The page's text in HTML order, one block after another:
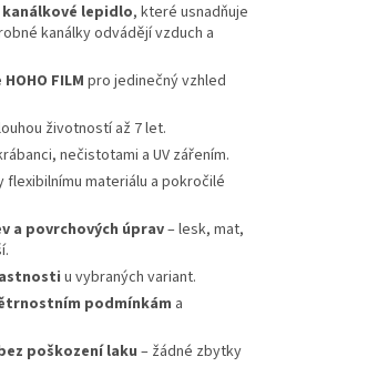
kanálkové lepidlo, které usnadňuje
kanálky odvádějí vzduch a
FILM pro jedinečný vzhled
životností až 7 let.
nečistotami a UV zářením.
flexibilnímu materiálu a pokročilé
a povrchových úprav– lesk, mat,
u vybraných variant.
podmínkám a
poškození laku – žádné zbytky